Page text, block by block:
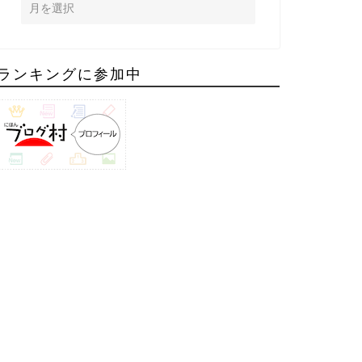
ンキングに参加中